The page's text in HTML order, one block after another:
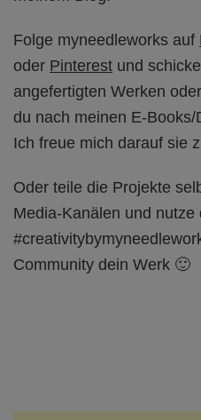
Folge myneedleworks auf
oder Pinterest und
angefertigten Werken
du nach meinen E-
Ich freue mich darauf sie
Oder teile die Projekte
Media-Kanälen und nutze
Community dein Werk 🙂